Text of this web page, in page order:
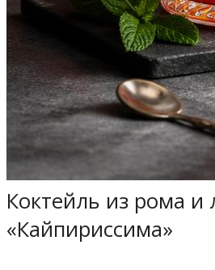
Коктейль из рома и
«Кайпириссима»